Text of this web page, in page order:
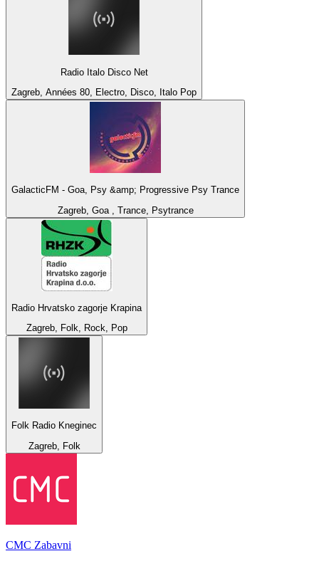
Radio Italo Disco Net
Zagreb, Années 80, Electro, Disco, Italo Pop
GalacticFM - Goa, Psy &amp; Progressive Psy Trance
Zagreb, Goa , Trance, Psytrance
Radio Hrvatsko zagorje Krapina
Zagreb, Folk, Rock, Pop
Folk Radio Kneginec
Zagreb, Folk
CMC Zabavni